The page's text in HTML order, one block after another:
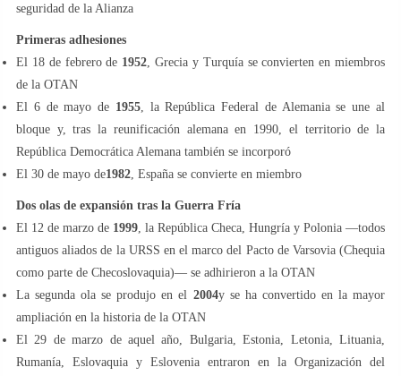
seguridad de la Alianza
Primeras adhesiones
El 18 de febrero de 1952 , Grecia y Turquía se convierten en miembros
de la OTAN
El 6 de mayo de 1955, la República Federal de Alemania se une al
bloque y, tras la reunificación alemana en 1990, el territorio de la
República Democrática Alemana también se incorporó
El 30 de mayo de1982 , España se convierte en miembro
Dos olas de expansión tras la Guerra Fría
El 12 de marzo de 1999 , la República Checa, Hungría y Polonia —todos
antiguos aliados de la URSS en el marco del Pacto de Varsovia (Chequia
como parte de Checoslovaquia)— se adhirieron a la OTAN
La segunda ola se produjo en el 2004y se ha convertido en la mayor
ampliación en la historia de la OTAN
El 29 de marzo de aquel año, Bulgaria, Estonia, Letonia, Lituania,
Rumanía, Eslovaquia y Eslovenia entraron en la Organización del